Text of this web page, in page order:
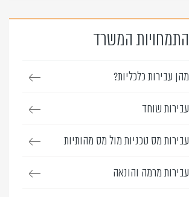
התמחויות המשרד
מהן עבירות כלכליות?
עבירות שוחד
עבירות מס טכניות מול מס מהותיות
עבירות מרמה והונאה